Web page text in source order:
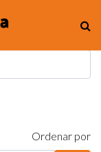
Ordenar por